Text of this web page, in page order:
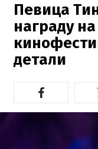
Певица
награду
детали